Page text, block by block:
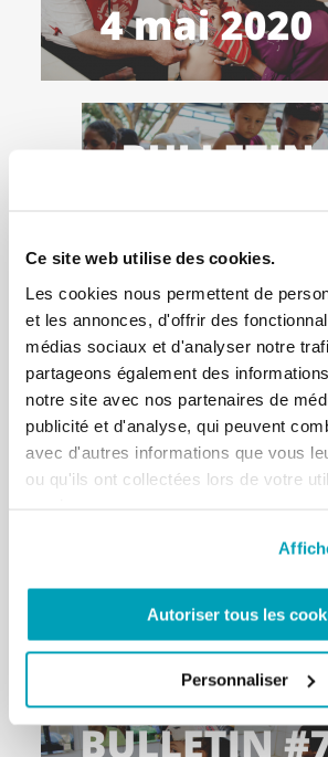
Ce site web utilise des cookies.
Les cookies nous permettent de
et les annonces, d'offrir des
médias sociaux et d'analyser notre
partageons également des
notre site avec nos partenaires de
publicité et d'analyse, qui peuvent
avec d'autres informations que vous
ou qu'ils ont collectées lors de votre
Autoriser tous les
Personnaliser